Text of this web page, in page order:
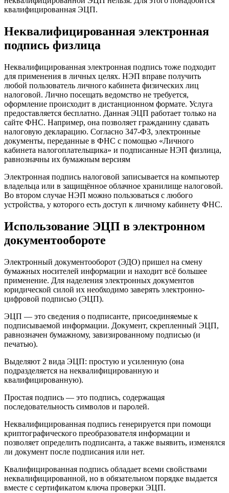
квалифицированная ЭЦП.
Неквалифицированная электронная
подпись физлица
Неквалифицированная электронная подпись тоже подходит
для применения в личных целях. НЭП вправе получить
любой пользователь личного кабинета физических лиц
налоговой. Лично посещать ведомство не требуется,
оформление происходит в дистанционном формате. Услуга
предоставляется бесплатно. Данная ЭЦП работает только на
сайте ФНС. Например, она позволяет гражданину сдавать
налоговую декларацию. Согласно 347-ФЗ, электронные
документы, переданные в ФНС с помощью «Личного
кабинета налогоплательщика» и подписанные НЭП физлица,
равнозначны их бумажным версиям
Электронная подпись налоговой записывается на компьютер
владельца или в защищённое облачное хранилище налоговой.
Во втором случае НЭП можно пользоваться с любого
устройства, у которого есть доступ к личному кабинету ФНС.
Использование ЭЦП в электронном
документообороте
Электронный документооборот (ЭДО) пришел на смену
бумажных носителей информации и находит всё большее
применение. Для наделения электронных документов
юридической силой их необходимо заверять электронно-
цифровой подписью (ЭЦП).
ЭЦП — это сведения о подписанте, присоединяемые к
подписываемой информации. Документ, скрепленный ЭЦП,
равнозначен бумажному, завизированному подписью (и
печатью).
Выделяют 2 вида ЭЦП: простую и усиленную (она
подразделяется на неквалифицированную и
квалифицированную).
Простая подпись — это подпись, содержащая
последовательность символов и паролей.
Неквалифицированная подпись генерируется при помощи
криптографического преобразователя информации и
позволяет определить подписанта, а также выявить, изменялся
ли документ после подписания или нет.
Квалифицированная подпись обладает всеми свойствами
неквалифицированной, но в обязательном порядке выдается
вместе с сертификатом ключа проверки ЭЦП.